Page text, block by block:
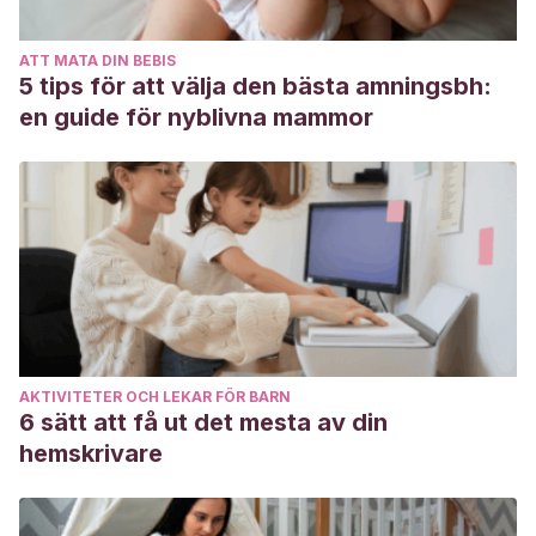
niño y la niña.AGO. USB Medellin-Colombia. V7, nº2,
Pag.199-385.
ATT MATA DIN BEBIS
5 tips för att välja den bästa amningsbh:
en guide för nyblivna mammor
AKTIVITETER OCH LEKAR FÖR BARN
6 sätt att få ut det mesta av din
hemskrivare